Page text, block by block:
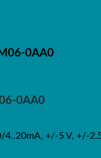
0AA0
0AA0
4..20mA, +/-5 V,